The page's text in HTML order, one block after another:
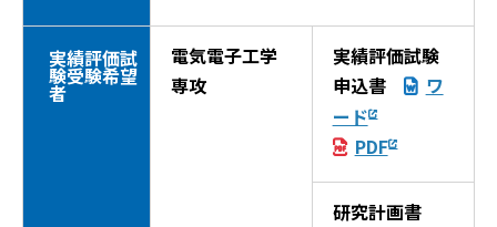
実績評価試
験受験希望
者
電気電子工学
専攻
実績評価試験
申込書
ワ
ード
PDF
研究計画書